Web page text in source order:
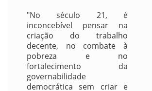
"No século 21, é
inconcebível pensar na
criação do trabalho
decente, no combate à
pobreza e no
fortalecimento da
governabilidade
democrática sem criar e